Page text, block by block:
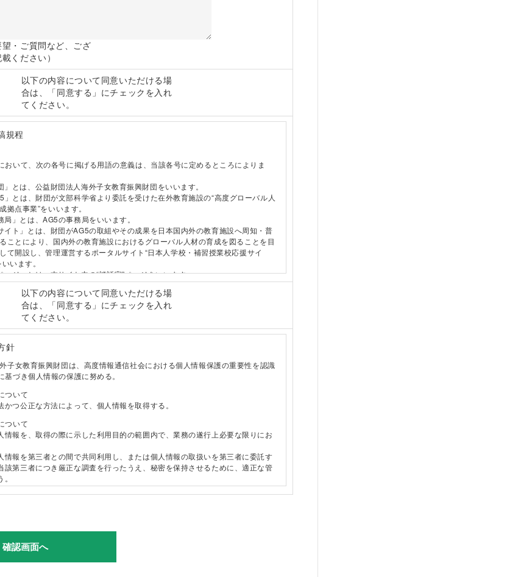
望・ご質問など、ござ
ください）
以下の内容について同意いただける場
合は、「同意する」にチェックを入れ
てください。
規程
いて、次の各号に掲げる用語の意義は、当該各号に定めるところによりま
」とは、公益財団法人海外子女教育振興財団をいいます。
」とは、財団が文部科学省より委託を受けた在外教育施設の“高度グローバル人
拠点事業”をいいます。
局」とは、AG5の事務局をいいます。
イト」とは、財団がAG5の取組やその成果を日本国内外の教育施設へ周知・普
ことにより、国内外の教育施設におけるグローバル人材の育成を図ることを目
て開設し、管理運営するポータルサイト“日本人学校・補習授業校応援サイ
いいます。
ージ」とは、本サイト内の“談話室”ページをいいます。
は、海外・帰国子女教育に関して、次条に定める投稿資格を有する方による意
を提供し、また、財団が入手した情報を発信することにより、日本国内外の邦
の子女の教育の質の向上を図ることを目的としています。
は、本サイトの趣旨に賛同いただき、投稿規程を守っていただける方であれ
稿いただけます。
にある「談話室投稿フォーム」より、必要事項を入力してください。
」「掲載時の名前」
が、「氏名」欄には必ず本名を入力してください。
、職務上、旧姓など通称を使用され、本ページでも当該通称を使用することを希
る場合は、「氏名」欄には本名を入力のうえ、「掲載時の名前」欄に当該通称
力してください。
名または所属団体名」「肩書き」
希望されない場合は、その旨を備考欄に入力してください。
学校や団体に所属されていない方は、「学校名または所属団体名」欄に過去の
の文字数以内で入力してください。
以下の内容について同意いただける場
合は、「同意する」にチェックを入れ
てください。
針
子女教育振興財団は、高度情報通信社会における個人情報保護の重要性を認識
基づき個人情報の保護に努める。
ついて
かつ公正な方法によって、個人情報を取得する。
ついて
情報を、取得の際に示した利用目的の範囲内で、業務の遂行上必要な限りにお
情報を第三者との間で共同利用し、または個人情報の取扱いを第三者に委託す
該第三者につき厳正な調査を行ったうえ、秘密を保持させるために、適正な管
提供について
情報の正確性を保ち、これを安全に管理する。